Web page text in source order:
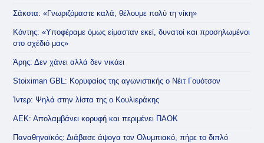
Σάκοτα: «Γνωριζόμαστε καλά, θέλουμε πολύ τη νίκη»
Κόντης: «Υποφέραμε όμως είμασταν εκεί, δυνατοί και προσηλωμένοι
στο σχέδιό μας»
Άρης: Δεν χάνει αλλά δεν νικάει
Stoiximan GBL: Κορυφαίος της αγωνιστικής ο Νέιτ Γουότσον
Ίντερ: Ψηλά στην λίστα της ο Κουλιεράκης
ΑΕΚ: Απολαμβάνει κορυφή και περιμένει ΠΑΟΚ
Παναθηναϊκός: Διάβασε άψογα τον Ολυμπιακό, πήρε το διπλό